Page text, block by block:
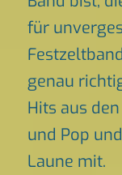
für
genau
Hits aus den
und Pop
Laune mit.